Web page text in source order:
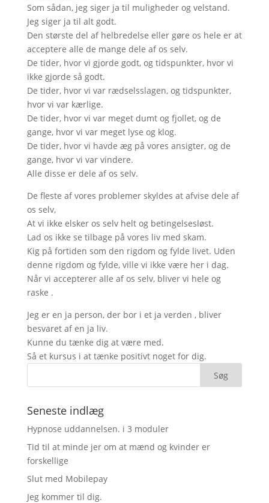
Som sådan, jeg siger ja til muligheder og velstand.
Jeg siger ja til alt godt.
Den største del af helbredelse eller gøre os hele er at
acceptere alle de mange dele af os selv.
De tider, hvor vi gjorde godt, og tidspunkter, hvor vi
ikke gjorde så godt.
De tider, hvor vi var rædselsslagen, og tidspunkter,
hvor vi var kærlige.
De tider, hvor vi var meget dumt og fjollet, og de ​​
gange, hvor vi var meget lyse og klog.
De tider, hvor vi havde æg på vores ansigter, og de ​​
gange, hvor vi var vindere.
Alle disse er dele af os selv.
De fleste af vores problemer skyldes at afvise dele af
os selv,
At vi ikke elsker os selv helt og betingelsesløst.
Lad os ikke se tilbage på vores liv med skam.
Kig på fortiden som den rigdom og fylde livet. Uden
denne rigdom og fylde, ville vi ikke være her i dag.
Når vi accepterer alle af os selv, bliver vi hele og
raske .
Jeg er en ja person, der bor i et ja verden , bliver
besvaret af en ja liv.
Kunne du tænke dig at være med.
Så et kursus i at tænke positivt noget for dig.
Seneste indlæg
Hypnose uddannelsen. i 3 moduler
Tid til at minde jer om at mænd og kvinder er
forskellige
Slut med Mobilepay
Jeg kommer til dig.